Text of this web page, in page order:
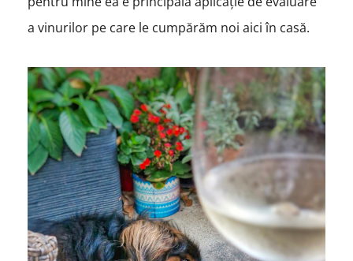
a vinurilor pe care le cumpărăm noi aici în casă.